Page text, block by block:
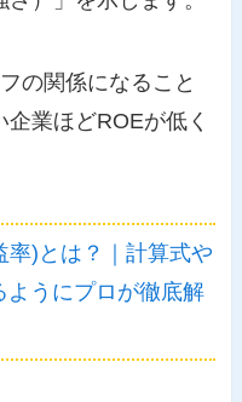
の関係になること
業ほどROEが低く
率)とは？｜計算式や
ようにプロが徹底解